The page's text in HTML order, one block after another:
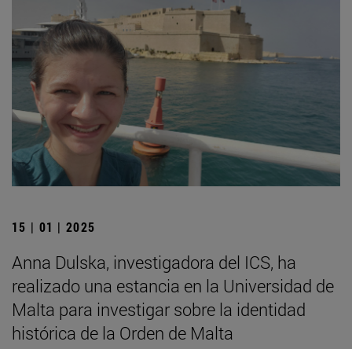
15 | 01 | 2025
Anna Dulska, investigadora del ICS, ha
realizado una estancia en la Universidad de
Malta para investigar sobre la identidad
histórica de la Orden de Malta